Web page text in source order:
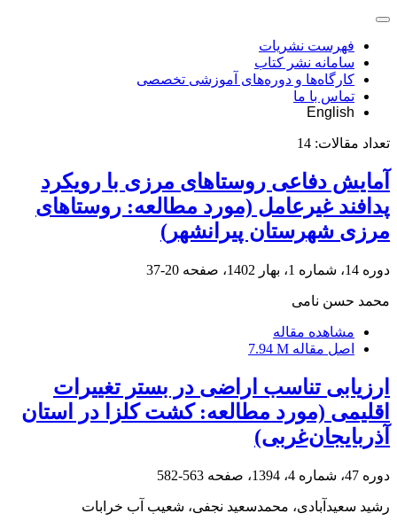
فهرست نشریات
سامانه نشر کتاب
کارگاه‌ها و دوره‌های آموزشی تخصصی
تماس با ما
English
تعداد مقالات: 14
آمایش دفاعی روستاهای مرزی با رویکرد
پدافند غیرعامل (مورد مطالعه: روستاهای
مرزی شهرستان پیرانشهر)
دوره 14، شماره 1، بهار 1402، صفحه 20-37
محمد حسن نامی
مشاهده مقاله
اصل مقاله 7.94 M
ارزیابی تناسب اراضی در بستر تغییرات
اقلیمی (مورد مطالعه: کشت کلزا در استان
آذربایجان‌غربی)
دوره 47، شماره 4، 1394، صفحه 563-582
رشید سعیدآبادی، محمدسعید نجفی، شعیب آب خرابات